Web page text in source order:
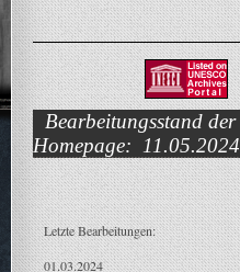
Bearbeitungsstand der
Homepage: 11.05.2024
Letzte Bearbeitungen:
01.03.2024